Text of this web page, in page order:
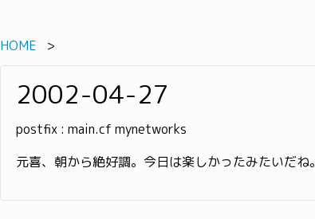
HOME
2002-04-27
postfix : main.cf mynetworks
元喜、朝から絶好調。今日は楽しかったみたいだね。